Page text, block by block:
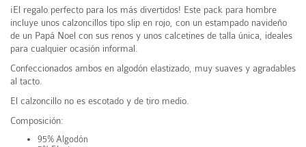
¡El regalo perfecto para los más divertidos! Este pack para hombre
incluye unos calzoncillos tipo slip en rojo, con un estampado navideño
de un Papá Noel con sus renos y unos calcetines de talla única, ideales
para cualquier ocasión informal.
Confeccionados ambos en algodón elastizado, muy suaves y agradables
al tacto.
El calzoncillo no es escotado y de tiro medio.
Composición:
95% Algodón